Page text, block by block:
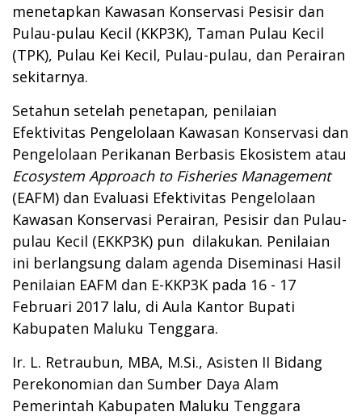
menetapkan Kawasan Konservasi Pesisir dan
Pulau-pulau Kecil (KKP3K), Taman Pulau Kecil
(TPK), Pulau Kei Kecil, Pulau-pulau, dan Perairan
sekitarnya.
Setahun setelah penetapan, penilaian
Efektivitas Pengelolaan Kawasan Konservasi dan
Pengelolaan Perikanan Berbasis Ekosistem atau
Ecosystem Approach to Fisheries Management
(EAFM) dan Evaluasi Efektivitas Pengelolaan
Kawasan Konservasi Perairan, Pesisir dan Pulau-
pulau Kecil (EKKP3K) pun dilakukan. Penilaian
ini berlangsung dalam agenda Diseminasi Hasil
Penilaian EAFM dan E-KKP3K pada 16 - 17
Februari 2017 lalu, di Aula Kantor Bupati
Kabupaten Maluku Tenggara.
Ir. L. Retraubun, MBA, M.Si., Asisten II Bidang
Perekonomian dan Sumber Daya Alam
Pemerintah Kabupaten Maluku Tenggara